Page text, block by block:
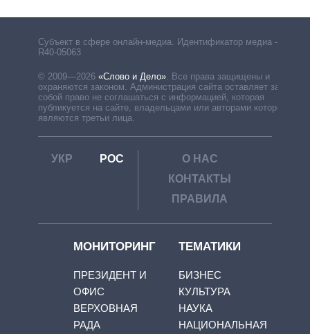
Субъект в сфере онлайн-медиа. Идентификатор медиа –
R40-05063
© 2009—2026 «Слово и Дело» Все права защищены и
охраняются законом. Администрация сайта оставляет за
собой право не соглашаться с информацией, которая
публикуется на сайте, владельцами или авторами которой
являются третьи лица.
УКР РОС
О НАС
КОНТАКТЫ
ПРАВИЛА
МОНИТОРИНГ
ПРЕЗИДЕНТ И
ОФИС
ВЕРХОВНАЯ
РАДА
ТЕМАТИКИ
БИЗНЕС
КУЛЬТУРА
НАУКА
НАЦИОНАЛЬНАЯ